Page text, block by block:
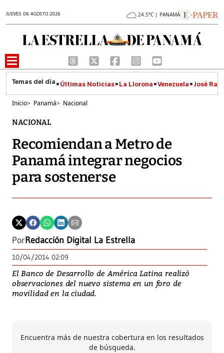
JUEVES 06 AGOSTO 2026 24.5°C | PANAMÁ
Últimas Noticias La Llorona Venezuela José
Inicio> Panamá> Nacional
NACIONAL
Recomiendan a Metro de
Panamá integrar negocios
para sostenerse
PorRedacción Digital La Estrella
10/04/2014 02:09
El Banco de Desarrollo de América Latina realizó
observaciones del nuevo sistema en un foro de
movilidad en la ciudad.
Encuentra más de nuestra cobertura en los resultados
de búsqueda.